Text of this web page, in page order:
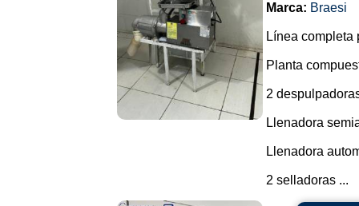
Marca: Braesi
Línea completa
Planta
2
Llenadora
Llenadora
2 selladoras ...